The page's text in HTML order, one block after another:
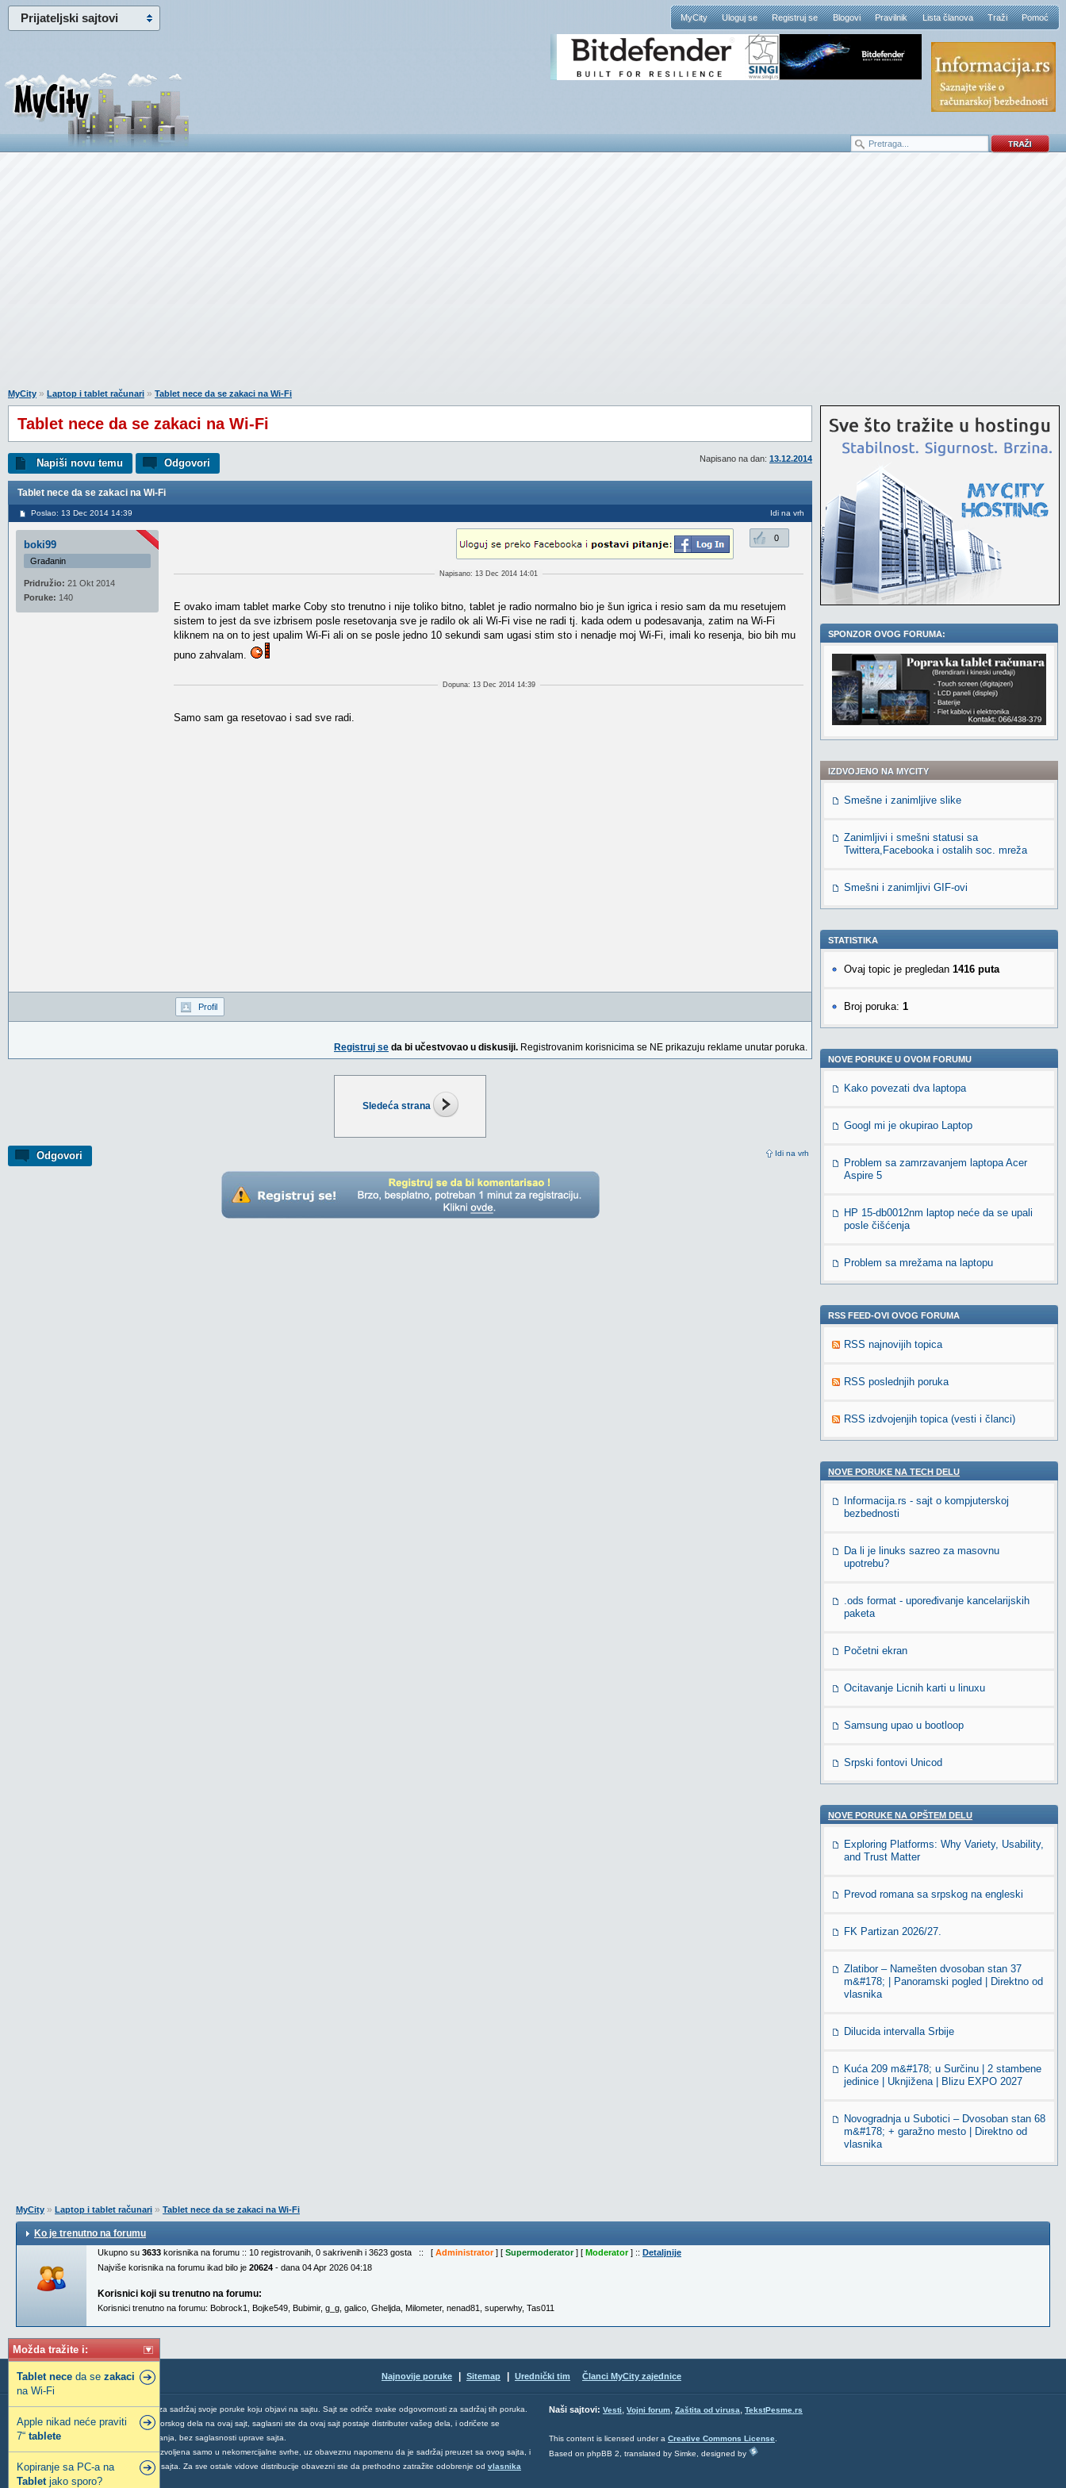
Prijateljski sajtovi MyCity Uloguj se Registruj se Blogovi Pravilnik Lista članova Traži Pomoć
Možda tražite i:
Tablet nece da se zakaci
na Wi-Fi
Apple nikad neće praviti
7“ tablete
Kopiranje sa PC-a na
Tabletjako sporo?
MyCity » Laptop i tablet računari » Tablet nece da se zakaci na Wi-Fi
Tablet nece da se zakaci na Wi-Fi
Napisano na dan: 13.12.2014
Napiši novu temu Odgovori
Tablet nece da se zakaci na Wi-Fi
Sledeća strana
Odgovori Idi na vrh
Poslao: 13 Dec 2014 14:39 Idi na vrh
boki99
Građanin
Pridružio: 21 Okt 2014
Poruke: 140
0
Napisano: 13 Dec 2014 14:01
E ovako imam tablet marke Coby sto trenutno i nije toliko bitno, tablet je radio normalno bio je šun igrica i resio sam da mu resetujem
sistem to jest da sve izbrisem posle resetovanja sve je radilo ok ali Wi-Fi vise ne radi tj. kada odem u podesavanja, zatim na Wi-Fi
kliknem na on to jest upalim Wi-Fi ali on se posle jedno 10 sekundi sam ugasi stim sto i nenadje moj Wi-Fi, imali ko resenja, bio bih mu
puno zahvalam.
Dopuna: 13 Dec 2014 14:39
Samo sam ga resetovao i sad sve radi.
Profil
Registruj se da bi učestvovao u diskusiji. Registrovanim korisnicima se NE prikazuju reklame unutar poruka.
SPONZOR OVOG FORUMA:
IZDVOJENO NA MYCITY
Smešne i zanimljive slike
Zanimljivi i smešni statusi sa
Twittera,Facebooka i ostalih soc. mreža
Smešni i zanimljivi GIF-ovi
STATISTIKA
Ovaj topic je pregledan 1416 puta
Broj poruka: 1
NOVE PORUKE U OVOM FORUMU
Kako povezati dva laptopa
Googl mi je okupirao Laptop
Problem sa zamrzavanjem laptopa Acer
Aspire 5
HP 15-db0012nm laptop neće da se upali
posle čišćenja
Problem sa mrežama na laptopu
RSS FEED-OVI OVOG FORUMA
RSS najnovijih topica
RSS poslednjih poruka
RSS izdvojenjih topica (vesti i članci)
NOVE PORUKE NA TECH DELU
Informacija.rs - sajt o kompjuterskoj
bezbednosti
Da li je linuks sazreo za masovnu
upotrebu?
.ods format - upoređivanje kancelarijskih
paketa
Početni ekran
Ocitavanje Licnih karti u linuxu
Samsung upao u bootloop
Srpski fontovi Unicod
NOVE PORUKE NA OPŠTEM DELU
Exploring Platforms: Why Variety, Usability,
and Trust Matter
Prevod romana sa srpskog na engleski
FK Partizan 2026/27.
Zlatibor – Namešten dvosoban stan 37
m&#178; | Panoramski pogled | Direktno od
vlasnika
Dilucida intervalla Srbije
Kuća 209 m&#178; u Surčinu | 2 stambene
jedinice | Uknjižena | Blizu EXPO 2027
Novogradnja u Subotici – Dvosoban stan 68
m&#178; + garažno mesto | Direktno od
vlasnika
MyCity » Laptop i tablet računari » Tablet nece da se zakaci na Wi-Fi
Ko je trenutno na forumu
Ukupno su 3633 korisnika na forumu :: 10 registrovanih, 0 sakrivenih i 3623 gosta :: [ Administrator] [ Supermoderator] [ Moderator] :: Detaljnije
Najviše korisnika na forumu ikad bilo je 20624 - dana 04 Apr 2026 04:18
Korisnici koji su trenutno na forumu:
Korisnici trenutno na forumu: Bobrock1 Bojke549 Bubimir, g_g galico Gheljda Milometer, nenad81 superwhy, Tas011
Najnovije poruke Sitemap Urednički tim Članci MyCity zajednice
Svaki korisnik ovog sajta je odgovoran za sadržaj svoje poruke koju objavi na sajtu. Sajt se odriče svake odgovornosti za sadržaj tih poruka.
Postavljanjem vaše poruke ili vašeg autorskog dela na ovaj sajt, saglasni ste da ovaj sajt postaje distributer vašeg dela, i odričete se
mogućnosti njegovog povlačenja ili brisanja, bez saglasnosti uprave sajta.
Distribucija sadržaja sa ovog sajta je dozvoljena samo u nekomercijalne svrhe, uz obaveznu napomenu da je sadržaj preuzet sa ovog sajta, i
uz obavezno navođenje adrese MyCity sajta. Za sve ostale vidove distribucije obavezni ste da prethodno zatražite odobrenje od vlasnika
MyCity sajta.
Naši sajtovi: Vesti, Vojni forum, Zaštita od virusa, TekstPesme.rs
This content is licensed under a Creative Commons License
Based on phpBB 2, translated by Simke, designed by